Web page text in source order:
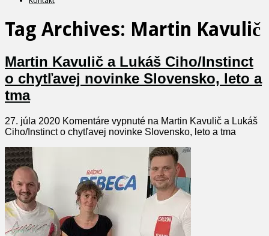
Tag Archives: Martin Kavulič
Martin Kavulič a Lukáš Ciho/Instinct
o chytľavej novinke Slovensko, leto a
tma
27. júla 2020 Komentáre vypnuté na Martin Kavulič a Lukáš
Ciho/Instinct o chytľavej novinke Slovensko, leto a tma